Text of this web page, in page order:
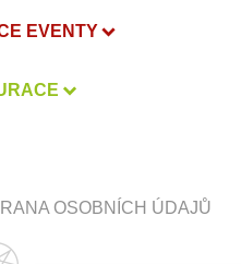
EVENTY
OSOBNÍCH ÚDAJŮ